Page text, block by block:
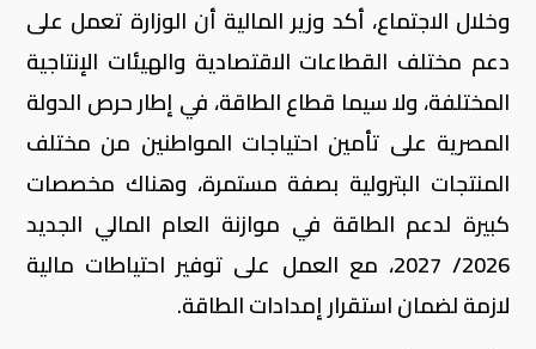
وخلال الاجتماع، أكد وزير المالية أن الوزارة تعمل على
دعم مختلف القطاعات الاقتصادية والهيئات الإنتاجية
المختلفة، ولا سيما قطاع الطاقة، في إطار حرص الدولة
المصرية على تأمين احتياجات المواطنين من مختلف
المنتجات البترولية بصفة مستمرة، وهناك مخصصات
كبيرة لدعم الطاقة في موازنة العام المالي الجديد
2026/ 2027، مع العمل على توفير احتياطات مالية
لازمة لضمان استقرار إمدادات الطاقة.